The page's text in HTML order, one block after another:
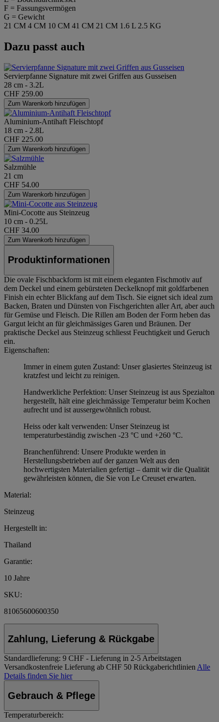
F = Fassungsvermögen
G = Gewicht
21 CM 4 CM 10 CM 41 CM 21 CM 1.6 L 2.5 KG
Dazu passt auch
Servierpfanne Signature mit zwei Griffen aus Gusseisen
28 cm - 3.2L
CHF 259.00
Zum Warenkorb hinzufügen
Aluminium-Antihaft Fleischtopf
18 cm - 2.8L
CHF 225.00
Zum Warenkorb hinzufügen
Salzmühle
21 cm
CHF 54.00
Zum Warenkorb hinzufügen
Mini-Cocotte aus Steinzeug
10 cm - 0.25L
CHF 34.00
Zum Warenkorb hinzufügen
Produktinformationen
Die ovale Fischbackform ist mit einem eleganten Fischmotiv auf
dem Deckel und einem gebürsteten Deckelknopf mit goldfarbenen
Finish ein echter Blickfang auf dem Tisch. Sie eignet sich ideal zum
Backen, Braten und Dünsten von Fischgerichten aller Art, aber auch
für Gemüse und Fleisch. Die Rillen am Boden der Form heben das
Gargut leicht an für gleichmässiges Garen und Bräunen. Der
praktische Deckel aus Steinzeug schliesst Feuchtigkeit und Geruch
ein.
Eigenschaften:
Immer in einem guten Zustand: Unser glasiertes Steinzeug ist
kratzfest und leicht zu reinigen.
Handwerkliche Perfektion: Unser Steinzeug ist aus Spezialton
hergestellt, hält eine gleichmässige Temperatur beim Kochen
aufrecht und ist aussergewöhnlich robust.
Heiss oder kalt verwenden: Unser Steinzeug ist
temperaturbeständig zwischen -23 °C und +260 °C.
Branchenführend: Unsere Produkte werden in
Herstellungsbetrieben auf der ganzen Welt aus den
hochwertigsten Materialien gefertigt – damit wir die Qualität
gewährleisten können, die Sie von Le Creuset erwarten.
Material:
Steinzeug
Hergestellt in:
Thailand
Garantie:
10 Jahre
SKU:
81065600600350
Zahlung, Lieferung & Rückgabe
Standardlieferung: 9 CHF - Lieferung in 2-5 Arbeitstagen
Versandkostenfreie Lieferung ab CHF 50 Rückgaberichtlinien Alle
Details finden Sie hier
Gebrauch & Pflege
Temperaturbereich: